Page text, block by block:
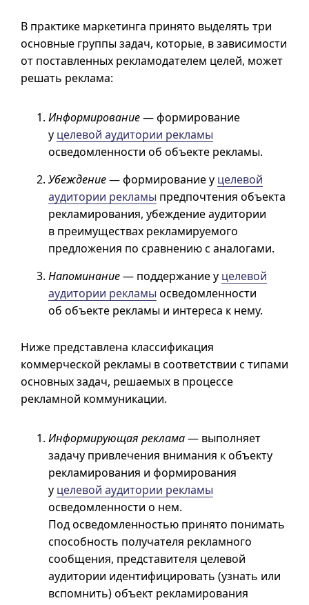
В практике маркетинга принято выделять три
основные группы задач, которые, в зависимости
от поставленных рекламодателем целей, может
решать реклама:
Информирование— формирование
у целевой аудитории рекламы
осведомленности об объекте рекламы.
Убеждение— формирование у целевой
аудитории рекламы предпочтения объекта
рекламирования, убеждение аудитории
в преимуществах рекламируемого
предложения по сравнению с аналогами.
Напоминание— поддержание у целевой
аудитории рекламы осведомленности
об объекте рекламы и интереса к нему.
Ниже представлена классификация
коммерческой рекламы в соответствии с типами
основных задач, решаемых в процессе
рекламной коммуникации.
Информирующая реклама— выполняет
задачу привлечения внимания к объекту
рекламирования и формирования
у целевой аудитории рекламы
осведомленности о нем.
Под осведомленностью принято понимать
способность получателя рекламного
сообщения, представителя целевой
аудитории идентифицировать (узнать или
вспомнить) объект рекламирования